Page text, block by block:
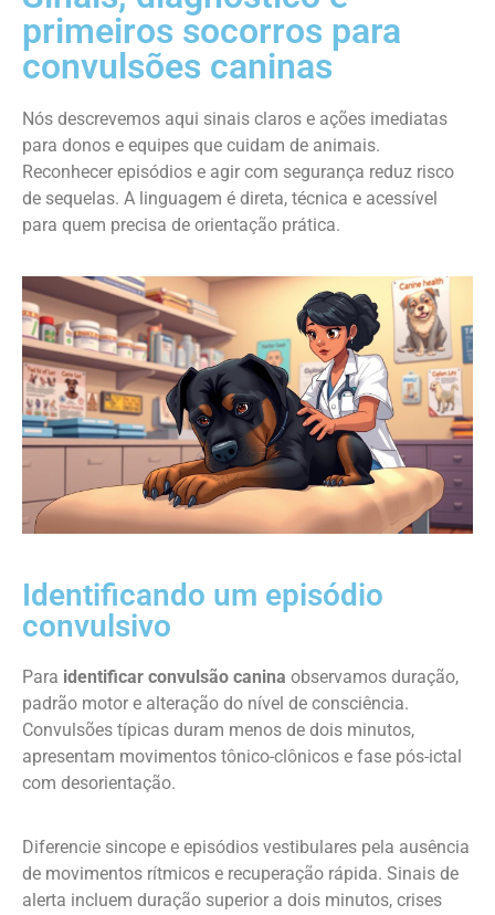
primeiros socorros para
convulsões caninas
Nós descrevemos aqui sinais claros e ações imediatas
para donos e equipes que cuidam de animais.
Reconhecer episódios e agir com segurança reduz risco
de sequelas. A linguagem é direta, técnica e acessível
para quem precisa de orientação prática.
Identificando um episódio
convulsivo
Para identificar convulsão canina observamos duração,
padrão motor e alteração do nível de consciência.
Convulsões típicas duram menos de dois minutos,
apresentam movimentos tônico-clônicos e fase pós-ictal
com desorientação.
Diferencie sincope e episódios vestibulares pela ausência
de movimentos rítmicos e recuperação rápida. Sinais de
alerta incluem duração superior a dois minutos, crises